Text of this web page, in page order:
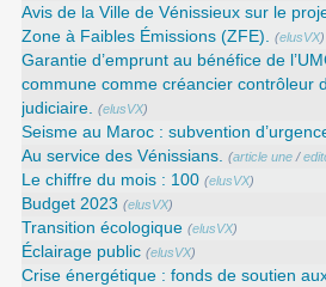
Avis de la Ville de Vénissieux sur le
Zone à Faibles Émissions (ZFE). (elusVX)
Garantie d’emprunt au bénéfice de
commune comme créancier contrôleur
judiciaire. (elusVX)
Seisme au Maroc : subvention
Au service des Vénissians. (article une /
Le chiffre du mois : 100 (elusVX)
Budget 2023 (elusVX)
Transition écologique (elusVX)
Éclairage public (elusVX)
Crise énergétique : fonds de soutien